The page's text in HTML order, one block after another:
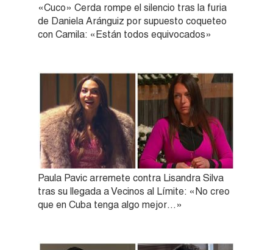
«Cuco» Cerda rompe el silencio tras la furia
de Daniela Aránguiz por supuesto coqueteo
con Camila: «Están todos equivocados»
Paula Pavic arremete contra Lisandra Silva
tras su llegada a Vecinos al Límite: «No creo
que en Cuba tenga algo mejor…»